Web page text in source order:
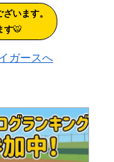
います。
す🐯